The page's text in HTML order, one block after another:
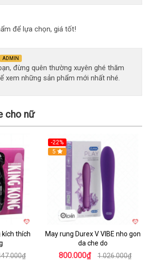
để lựa chọn, giá tốt!
ADMIN
đừng quên thường xuyên ghé thăm
xem những sản phẩm mới nhất nhé.
cho nữ
kích thích
-22%
Hot
5
May rung Durex V VIBE nho gon
da che do
800.000₫ 1.026.000₫